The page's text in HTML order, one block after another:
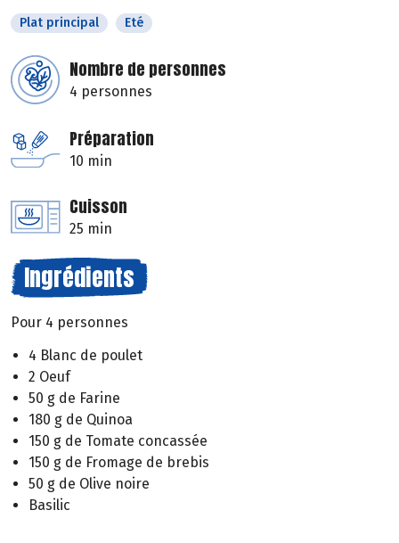
Plat principal Eté
Nombre de personnes
4 personnes
Préparation
10 min
Cuisson
25 min
Ingrédients
Pour 4 personnes
4 Blanc de poulet
2 Oeuf
50 g de Farine
180 g de Quinoa
150 g de Tomate concassée
150 g de Fromage de brebis
50 g de Olive noire
Basilic